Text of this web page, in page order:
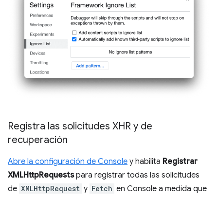
Registra las solicitudes XHR y de
recuperación
Abre la configuración de Console y habilita Registrar
XMLHttpRequestspara registrar todas las solicitudes
de XMLHttpRequest y Fetch en Console a medida que